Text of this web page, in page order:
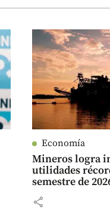
Economía
Mineros logra
utilidades
semestre de
share